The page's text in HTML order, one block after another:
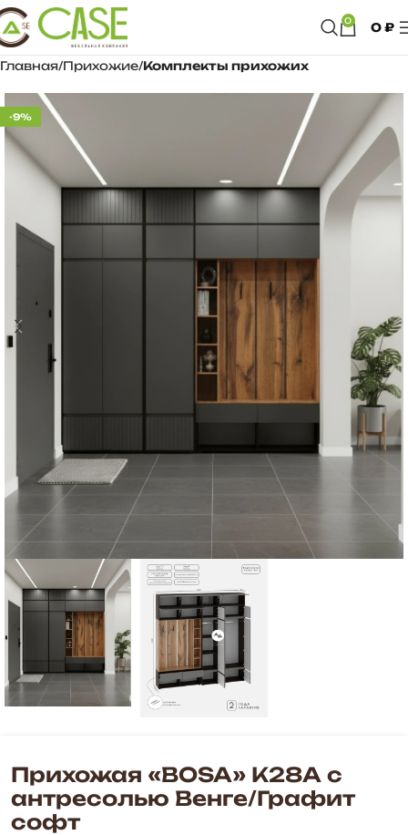
0 0₽
Главная Прихожие Комплекты прихожих
-9%
Прихожая «BOSA» К28А с
антресолью Венге/Графит
софт